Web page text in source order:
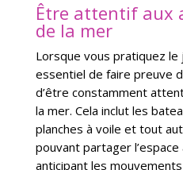
Être attentif aux
de la mer
Lorsque vous pratiquez
essentiel de faire preuve
d’être constamment
la mer. Cela inclut les
planches à voile et tout
pouvant partager
anticipant les